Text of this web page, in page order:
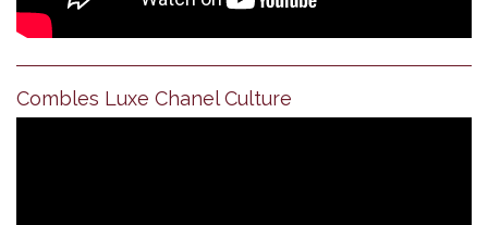
Combles Luxe Chanel Culture